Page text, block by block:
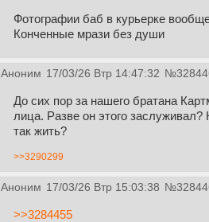
Фотографии баб в курьерке
Конченные мрази без души
Аноним 17/03/26 Втр 14:47:32 №
До сих пор за нашего братана
лица. Разве он этого
так жить?
>>3290299
Аноним 17/03/26 Втр 15:03:38 №
>>3284455